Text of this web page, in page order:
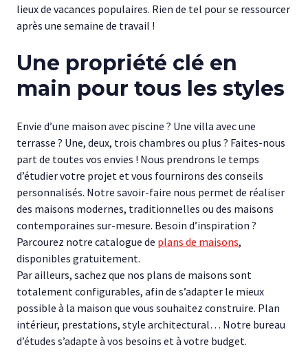
lieux de vacances populaires. Rien de tel pour se ressourcer
après une semaine de travail !
Une propriété clé en
main pour tous les styles
Envie d’une maison avec piscine ? Une villa avec une
terrasse ? Une, deux, trois chambres ou plus ? Faites-nous
part de toutes vos envies ! Nous prendrons le temps
d’étudier votre projet et vous fournirons des conseils
personnalisés. Notre savoir-faire nous permet de réaliser
des maisons modernes, traditionnelles ou des maisons
contemporaines sur-mesure. Besoin d’inspiration ?
Parcourez notre catalogue de plans de maisons,
disponibles gratuitement.
Par ailleurs, sachez que nos plans de maisons sont
totalement configurables, afin de s’adapter le mieux
possible à la maison que vous souhaitez construire. Plan
intérieur, prestations, style architectural… Notre bureau
d’études s’adapte à vos besoins et à votre budget.